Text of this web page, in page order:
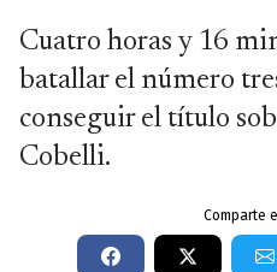
Cuatro horas y 16
batallar el número
conseguir el título
Cobelli.
Comparte